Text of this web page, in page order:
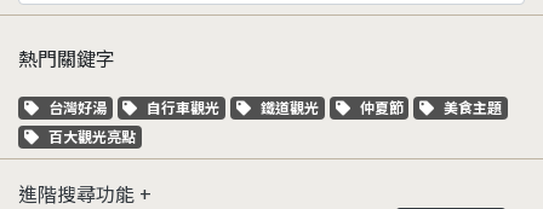
熱門關鍵字
關鍵字標籤
台灣好湯 關鍵字標籤
自行車觀光 關鍵字標籤
鐵道觀光 關鍵字標籤
仲夏節 關鍵字標籤
美食主題
關鍵字標籤
百大觀光亮點
進階搜尋功能